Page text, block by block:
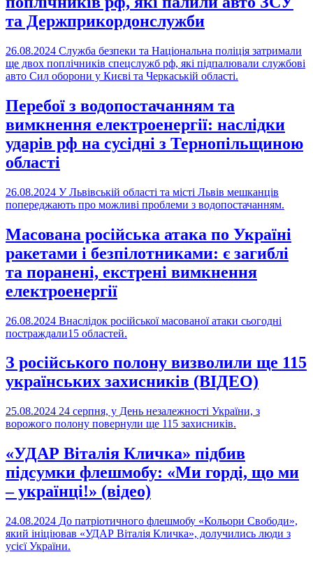
та Держприкордонслужби
26.08.2024 Служба безпеки та Національна поліція затримали
ще двох поплічників спецслужб рф, які підпалювали службові
авто Сил оборони у Києві та Черкаській області.
Перебої з водопостачанням та
вимкнення електроенергії: наслідки
ударів рф на сусідні з Тернопільщиною
області
26.08.2024 У Львівській області та місті Львів мешканців
попереджають про можливі проблеми з водопостачанням.
Масована російська атака по Україні
ракетами і безпілотниками: є загиблі
та поранені, екстрені вимкнення
електроенергії
26.08.2024 Внаслідок російської масованої атаки сьогодні
постраждали15 областей.
З російського полону визволили ще 115
українських захисників (ВІДЕО)
25.08.2024 24 серпня, у День незалежності України, з
ворожого полону повернули ще 115 захисників.
«УДАР Віталія Кличка» підбив
підсумки флешмобу: «Ми горді, що ми
– українці!» (відео)
24.08.2024 До патріотичного флешмобу «Кольори Свободи»,
який ініціював «УДАР Віталія Кличка», долучились люди з
усієї України.